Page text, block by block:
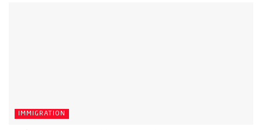
IMMIGRATION